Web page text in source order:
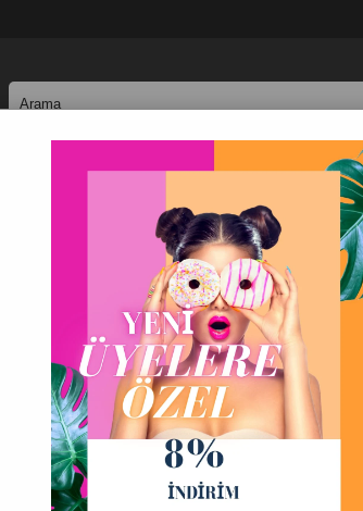
ÇOCUK ERKEK
Fiyata Göre (Azalan) Ürün Adına Göre (A>Z)